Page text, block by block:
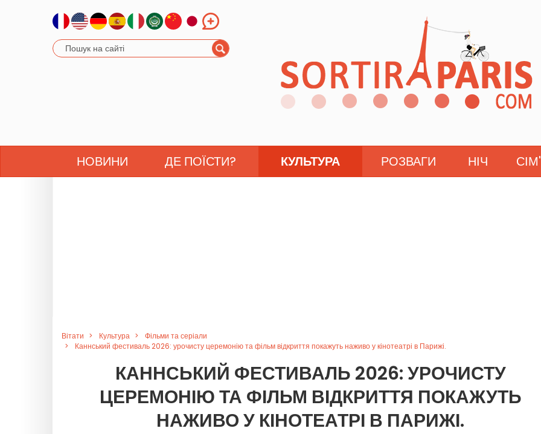
НОВИНИ ДЕ ПОЇСТИ? КУЛЬТУРА РОЗВАГИ НІЧ
Вітати Культура
Фільми та серіали
Каннський фестиваль 2026: урочисту церемонію та фільм відкриття покажуть наживо у кінотеатрі в Парижі.
КАННСЬКИЙ ФЕСТИВАЛЬ 2026: УРОЧИСТУ
ЦЕРЕМОНІЮ ТА ФІЛЬМ ВІДКРИТТЯ ПОКАЖУТЬ
НАЖИВО У КІНОТЕАТРІ В ПАРИЖІ.